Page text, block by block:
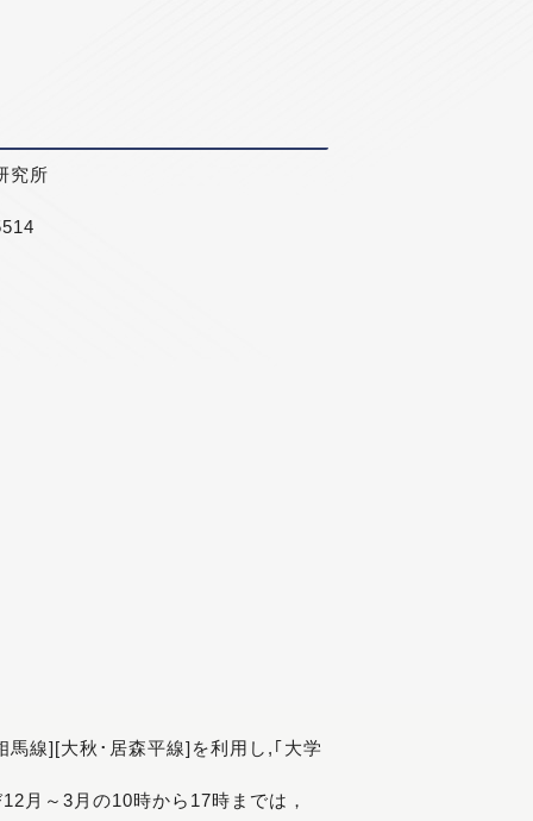
究所
線][大秋･居森平線]を利用し,｢大学
月～3月の10時から17時までは，